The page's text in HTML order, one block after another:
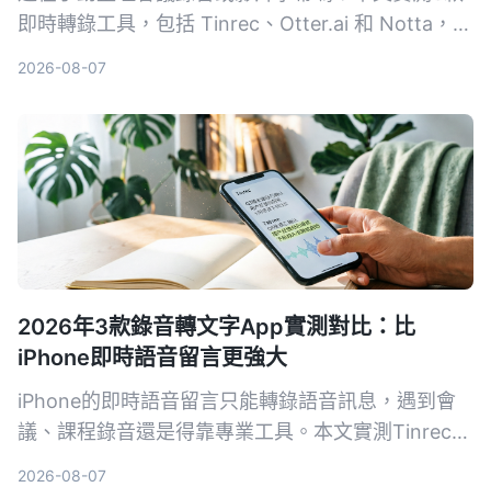
即時轉錄工具，包括 Tinrec、Otter.ai 和 Notta，從
2026-08-07
2026年3款錄音轉文字App實測對比：比
iPhone即時語音留言更強大
iPhone的即時語音留言只能轉錄語音訊息，遇到會
議、課程錄音還是得靠專業工具。本文實測Tinrec、
2026-08-07